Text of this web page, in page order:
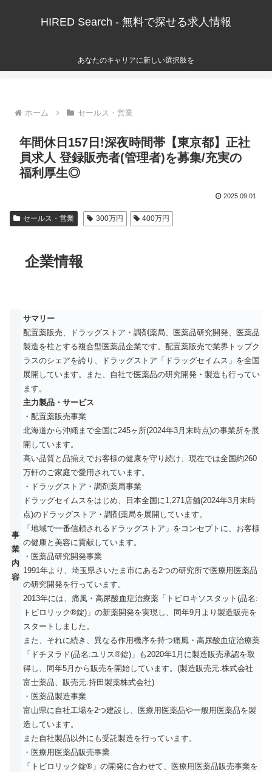
HIRED Search - 無料で探せる求人情報
あなたのキャリアに新しい選択肢を
ホーム セールス・営業
年間休日157日!深夜時間帯【東京都】正社
員求人 登録販売者(管理者)を募集/充実の
福利厚生◎
2025.09.01
セールス・営業 300万円 400万円
企業情報
事
業
内
容
サマリー
配置薬販売、ドラッグストア・調剤薬局、医薬品研究開発、医薬品
製造を柱とする複合型医薬品企業です。配置薬販売で業界トップク
ラスのシェアを誇り、ドラッグストア「ドラッグセイムス」を全国
展開しています。また、自社で医薬品の研究開発・製造も行ってい
ます。
主力製品・サービス
・配置薬販売事業
北海道から沖縄まで全国に245ヶ所(2024年3月末時点)の事業所を展
開しています。
高い品質と品揃えでお客様の健康を守り続け、現在では全国約260
万軒のご家庭で愛用されています。
・ドラッグストア・調剤薬局事業
ドラッグセイムスをはじめ、日本全国に1,271店舗(2024年3月末時
点)のドラッグストア・調剤薬局を展開しています。
「地域で一番信頼されるドラッグストア」をコンセプトに、お客様
の健康と美容に貢献しています。
・医薬品研究開発事業
1991年より、埼玉県さいたま市にある2つの研究所で医療用医薬品
の研究開発を行っています。
2013年には、痛風・高尿酸血症治療薬「トピロキソスタット(品名:
トピロリック®錠)」の新薬開発を実現し、同年9月より製造販売を
スタートしました。
また、それに続き、異なる作用機序を持つ痛風・高尿酸血症治療薬
「ドチヌラド(品名:ユリス®錠)」も2020年1月に製造販売承認を取
得し、同年5月から販売を開始しています。(製造販売元:株式会社
富士薬品、販売元:持田製薬株式会社)
・医薬品製造事業
富山県に自社工場を2つ建設し、医療用医薬品や一般用医薬品を製
造しています。
また自社製品以外にも受託製造を行っています。
・医療用医薬品販売事業
「トピロリック錠®」の開発に合わせて、医療用医薬品販売事業を